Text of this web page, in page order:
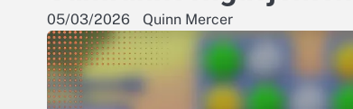
05/03/2026 Quinn Mercer